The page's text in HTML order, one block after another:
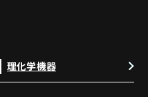
理化学機器